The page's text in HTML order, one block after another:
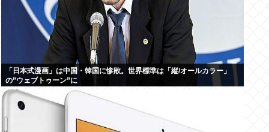
「日本式漫画」は中国・韓国に惨敗。世界標準は「縦/オールカラー」
の”ウェブトゥーン”に